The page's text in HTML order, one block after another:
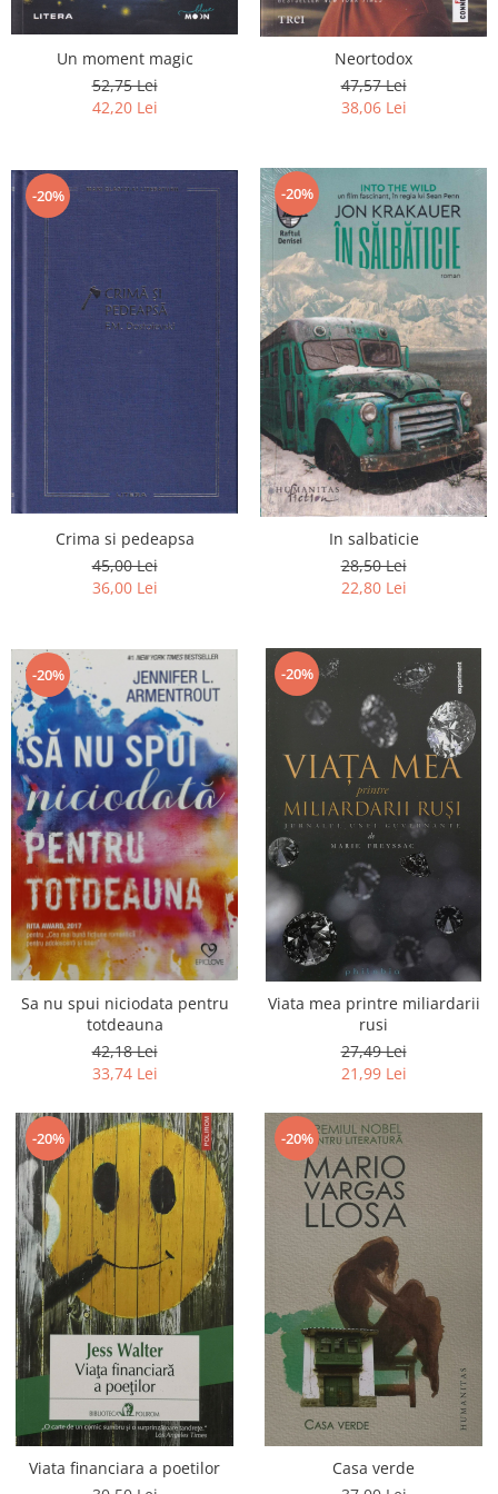
Un moment magic
52,75 Lei
42,20 Lei
Neortodox
47,57 Lei
38,06 Lei
-20%
Crima si pedeapsa
45,00 Lei
36,00 Lei
-20%
In salbaticie
28,50 Lei
22,80 Lei
-20%
Sa nu spui niciodata pentru
totdeauna
42,18 Lei
33,74 Lei
-20%
Viata mea printre miliardarii
rusi
27,49 Lei
21,99 Lei
-20%
Viata financiara a poetilor
-20%
Casa verde